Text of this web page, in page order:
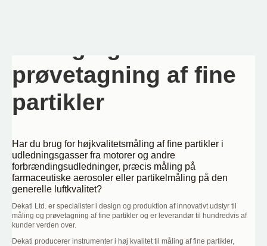
prøvetagning af fine
partikler
Har du brug for højkvalitetsmåling af fine partikler i
udledningsgasser fra motorer og andre
forbrændingsudledninger, præcis måling på
farmaceutiske aerosoler eller partikelmåling på den
generelle luftkvalitet?
Dekati Ltd. er specialister i design og produktion af innovativt udstyr til
måling og prøvetagning af fine partikler og er leverandør til hundredvis af
kunder verden over.
Dekati producerer instrumenter i høj kvalitet til måling af fine partikler,